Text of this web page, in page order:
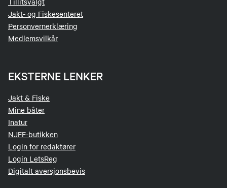
Jakt- og Fiskesenteret
Personvernerklæring
Medlemsvilkår
EKSTERNE LENKER
Jakt & Fiske
Mine båter
Inatur
NJFF-butikken
Login for redaktører
Login LetsReg
Digitalt aversjonsbevis